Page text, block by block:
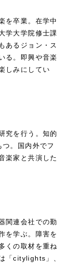
を卒業。在学中
学大学院修士課
あるジョン・ス
る。即興や音楽
しみにしてい
究を行う。知的
。国内外でフ
楽家と共演した
関連会社での勤
を学ぶ。障害を
くの取材を重ね
「citylights」、